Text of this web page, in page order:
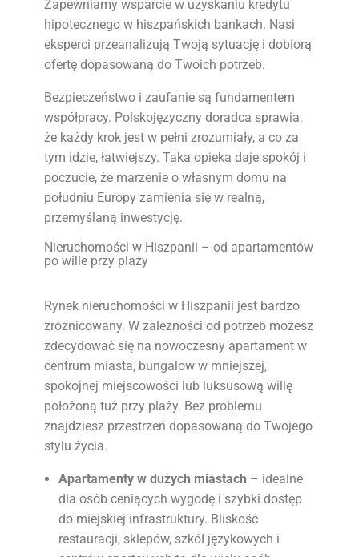
Zapewniamy wsparcie w uzyskaniu kredytu
hipotecznego w hiszpańskich bankach. Nasi
eksperci przeanalizują Twoją sytuację i dobiorą
ofertę dopasowaną do Twoich potrzeb.
Bezpieczeństwo i zaufanie są fundamentem
współpracy. Polskojęzyczny doradca sprawia,
że każdy krok jest w pełni zrozumiały, a co za
tym idzie, łatwiejszy. Taka opieka daje spokój i
poczucie, że marzenie o własnym domu na
południu Europy zamienia się w realną,
przemyślaną inwestycję.
Nieruchomości w Hiszpanii – od apartamentów
po wille przy plaży
Rynek nieruchomości w Hiszpanii jest bardzo
zróżnicowany. W zależności od potrzeb możesz
zdecydować się na nowoczesny apartament w
centrum miasta, bungalow w mniejszej,
spokojnej miejscowości lub luksusową willę
położoną tuż przy plaży. Bez problemu
znajdziesz przestrzeń dopasowaną do Twojego
stylu życia.
Apartamenty w dużych miastach – idealne
dla osób ceniących wygodę i szybki dostęp
do miejskiej infrastruktury. Bliskość
restauracji, sklepów, szkół językowych i